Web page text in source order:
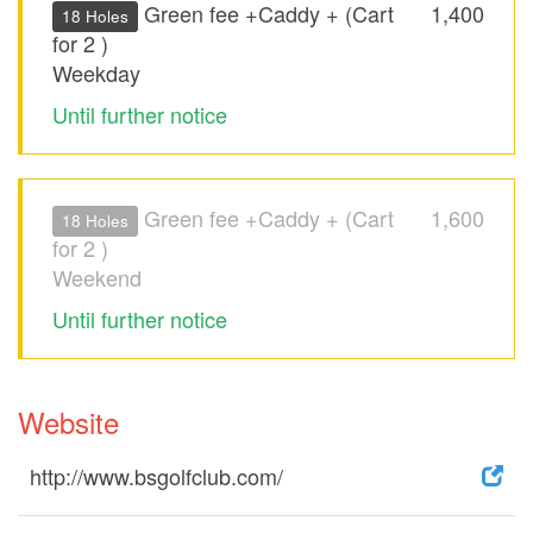
1,400
18 Holes
Green fee +Caddy + (Cart
for 2 )
Weekday
Until further notice
1,600
18 Holes
Green fee +Caddy + (Cart
for 2 )
Weekend
Until further notice
Website
http://www.bsgolfclub.com/